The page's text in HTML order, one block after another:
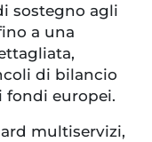
sostegno agli
a una
di bilancio
fondi europei.
multiservizi,